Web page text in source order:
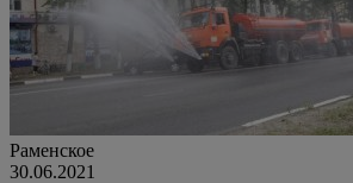
Раменское
30.06.2021